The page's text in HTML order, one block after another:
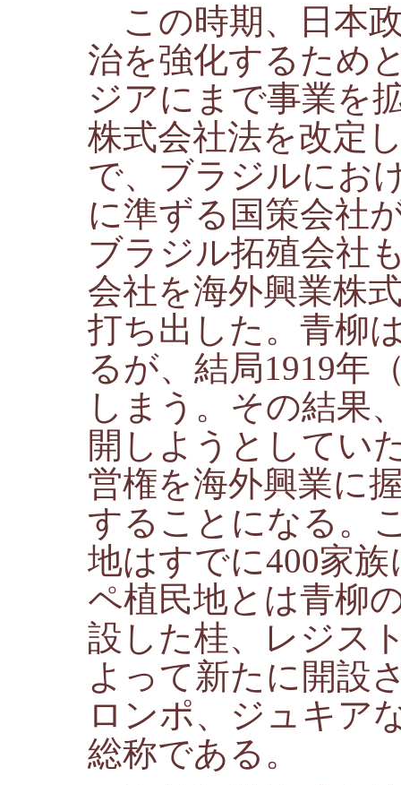
この時期、日本
治を強化するため
ジアにまで事業を
株式会社法を改定
で、ブラジルにお
に準ずる国策会社
ブラジル拓殖会社
会社を海外興業株
打ち出した。青柳
るが、結局1919年
しまう。その結果
開しようとしてい
営権を海外興業に
することになる。
地はすでに400家
ペ植民地とは青柳
設した桂、レジス
よって新たに開設
ロンポ、ジュキア
総称である。